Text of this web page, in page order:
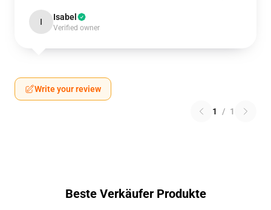
I Isabel
Verified owner
Write your review
1 / 1
Beste Verkäufer Produkte